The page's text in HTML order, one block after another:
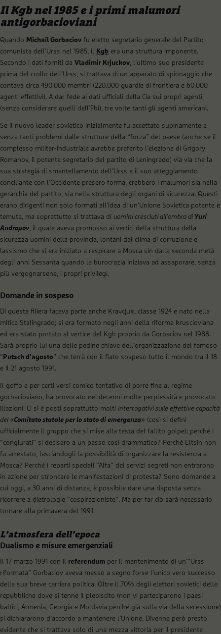
Il Kgb nel 1985 e i primi malumori
antigorbacioviani
Quando Michail Gorbaciov fu eletto segretario generale del Partito
comunista dell’Urss nel 1985, il Kgb era una struttura imponente.
Secondo i dati forniti da Vladimir Krjuckov, l’ultimo suo presidente
prima del crollo dell’Urss, si trattava di un apparato di spionaggio che
contava circa 490.000 membri (220.000 guardie di frontiera e 60.000
agenti effettivi). A dar fede ai dati ufficiali della Cia sui propri agenti
(senza considerare quelli dell’Fbi), tre volte tanti gli agenti americani.
Se il nuovo leader sovietico inizialmente fu accettato supinamente e
senza tanti problemi dalle strutture della “forza” del paese (anche se il
complesso militar-industriale avrebbe preferito l’elezione di Grigory
Romanov, il potente segretario del partito di Leningrado) via via che la
sua strategia di smantellamento dell’Urss e il suo atteggiamento
conciliante con l’Occidente presero forma, crebbero i malumori sia nella
gerarchia del partito, sia nella struttura degli organi di sicurezza. Questi
erano dirigenti non solo formati all’idea di un’Unione Sovietica potente e
temuta, ma soprattutto si trattava di uomini cresciuti all’ombra di Yuri
Andropov, il quale aveva promosso ai vertici della struttura della
sicurezza uomini della provincia, lontani dal clima di corruzione e
lassismo che si era iniziato a respirare a Mosca sin dalla seconda metà
degli anni Sessanta quando la burocrazia iniziava ad assaporare, senza
più vergognarsene, i propri privilegi.
Domande in sospeso
Di questa filiera faceva parte anche Kravcjuk, classe 1924 e nato nella
mitica Stalingrado; si era formato negli anni della riforma kruscioviana
ed era stato portato al vertice del Kgb proprio da Gorbaciov nel 1988.
Sarà proprio lui una delle pedine chiave dell’organizzazione del famoso
“ Putsch d’agosto” che terrà con il fiato sospeso tutto il mondo tra il 18
e il 21 agosto 1991.
Il goffo e per certi versi comico tentativo di porre fine al regime
gorbacioviano, ha provocato nei decenni molte perplessità e provocato
illazioni. Ci si è posti soprattutto molti interrogativi sulle effettive capacità
del «Comitato statale per lo stato di emergenza» (così si definì
ufficialmente il gruppo che si mise alla testa del fallito golpe): perché i
“congiurati” si decisero a un passo così drammatico? Perché Eltsin non
fu arrestato, lasciandogli la possibilità di organizzare la resistenza a
Mosca? Perché i reparti speciali “Alfa” dei servizi segreti non entrarono
in azione per stroncare le manifestazioni di protesta? Sono domande a
cui oggi, a 30 anni di distanza, è possibile dare una risposta senza
ricorrere a dietrologie “cospirazioniste”. Ma per far ciò sarà necessario
tornare alla primavera del 1991.
L’atmosfera dell’epoca
Dualismo e misure emergenziali
Il 17 marzo 1991 con il referendum per il mantenimento di un’“Urss
riformata” Gorbaciov aveva messo a segno forse l’unico vero successo
della sua breve carriera politica. Oltre il 70% degli elettori sovietici delle
repubbliche dove si tenne il plebiscito (non vi parteciparono i paesi
baltici, Armenia, Georgia e Moldavia perché già sulla via della secessione)
si dichiararono d’accordo a mantenere l’Unione. Divenne però presto
evidente che si trattava solo di una mezza vittoria per il presidente